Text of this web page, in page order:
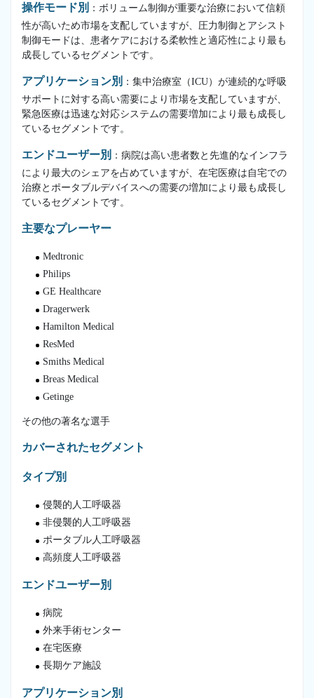
操作モード別 ：ボリューム制御が重要な治療において信頼
性が高いため市場を支配していますが、圧力制御とアシスト
制御モードは、患者ケアにおける柔軟性と適応性により最も
成長しているセグメントです。
アプリケーション別 ：集中治療室（ICU）が連続的な呼吸
サポートに対する高い需要により市場を支配していますが、
緊急医療は迅速な対応システムの需要増加により最も成長し
ているセグメントです。
エンドユーザー別 ：病院は高い患者数と先進的なインフラ
により最大のシェアを占めていますが、在宅医療は自宅での
治療とポータブルデバイスへの需要の増加により最も成長し
ているセグメントです。
主要なプレーヤー
Medtronic
Philips
GE Healthcare
Dragerwerk
Hamilton Medical
ResMed
Smiths Medical
Breas Medical
Getinge
その他の著名な選手
カバーされたセグメント
タイプ別
侵襲的人工呼吸器
非侵襲的人工呼吸器
ポータブル人工呼吸器
高頻度人工呼吸器
エンドユーザー別
病院
外来手術センター
在宅医療
長期ケア施設
アプリケーション別